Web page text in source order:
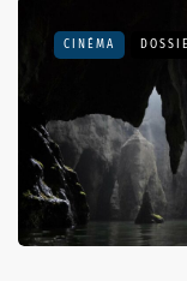
CINÉMA